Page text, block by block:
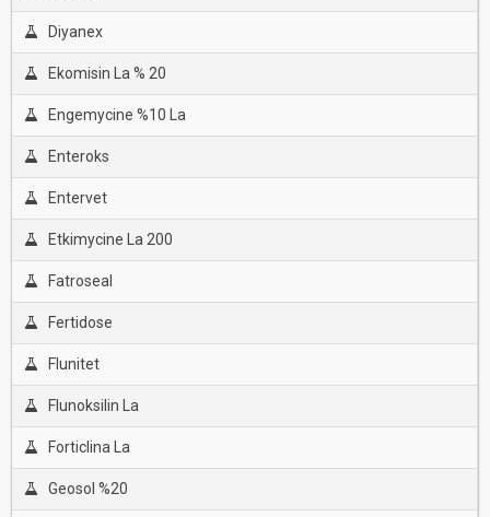
Diyanex
Ekomisin La % 20
Engemycine %10 La
Enteroks
Entervet
Etkimycine La 200
Fatroseal
Fertidose
Flunitet
Flunoksilin La
Forticlina La
Geosol %20